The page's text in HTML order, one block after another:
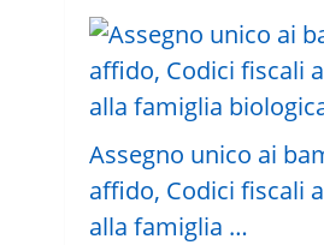
Assegno unico ai
affido, Codici fiscali
alla famiglia …